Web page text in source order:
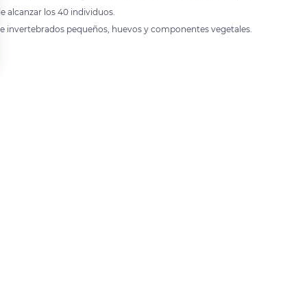
alcanzar los 40 individuos.
invertebrados pequeños, huevos y componentes vegetales.
ensuring compliance with regulations. Customize